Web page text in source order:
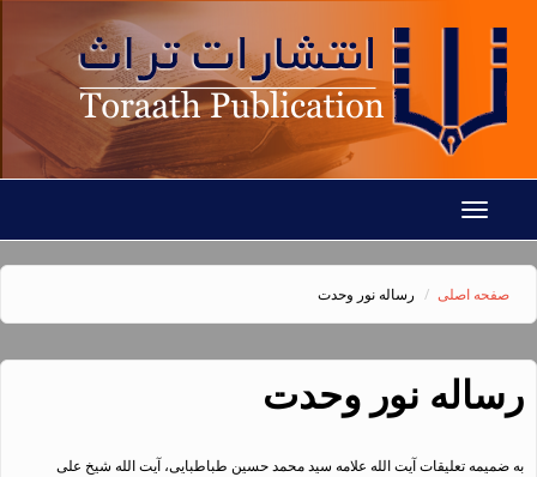
Toggle
صفحه اصلی رساله نور وحدت
رساله نور وحدت
به ضمیمه تعلیقات آیت الله علامه سید محمد حسین طباطبایی، آیت الله شیخ علی